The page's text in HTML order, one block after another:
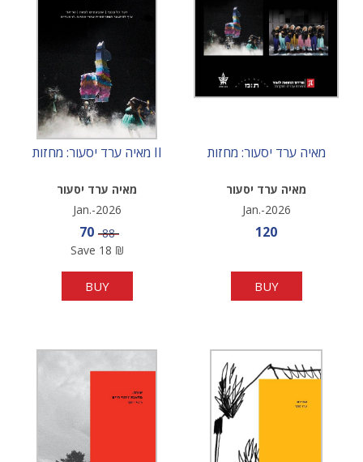
מאיה ערד יסעור: מחזות II
מאיה ערד יסעור
Jan.-2026
Sale price
70 Price
88
Save 18 ₪
BUY
מאיה ערד יסעור: מחזות
מאיה ערד יסעור
Jan.-2026
Sale price
120
BUY